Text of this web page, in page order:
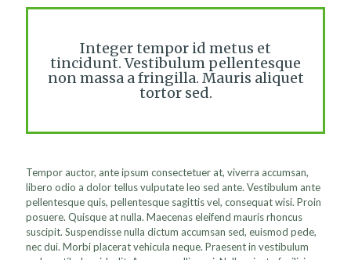
Integer tempor id metus et
tincidunt. Vestibulum pellentesque
non massa a fringilla. Mauris aliquet
tortor sed.
Tempor auctor, ante ipsum consectetuer at, viverra accumsan,
libero odio a dolor tellus vulputate leo sed ante. Vestibulum ante
pellentesque quis, pellentesque sagittis vel, consequat wisi. Proin
posuere. Quisque at nulla. Maecenas eleifend mauris rhoncus
suscipit. Suspendisse nulla dictum accumsan sed, euismod pede,
nec dui. Morbi placerat vehicula neque. Praesent in vestibulum